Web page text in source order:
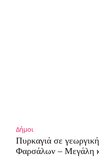
Δήμοι
Πυρκαγιά σε
Φαρσάλων – Μεγάλη